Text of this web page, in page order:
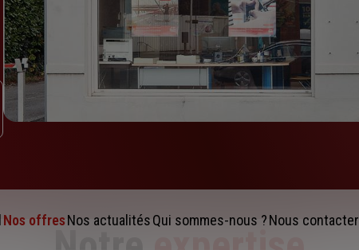
Nos offresNos actualitésQui sommes-nous ?Nous contacter